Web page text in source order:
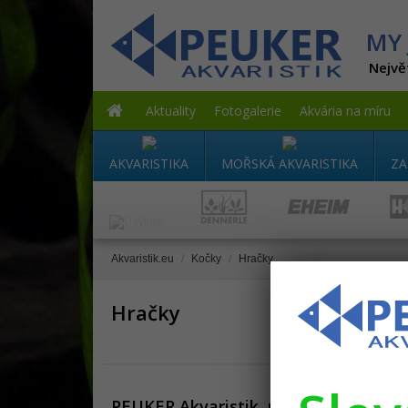
MY
Aktuality Fotogalerie Akvária na míru
AKVARISTIKA MOŘSKÁ AKVARISTIKA
Akvaristik.eu / Kočky / Hračky
Hračky